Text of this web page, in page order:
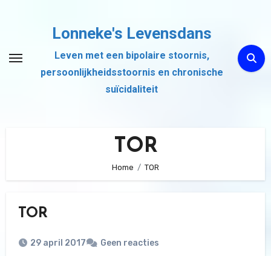
inhoud
Lonneke's Levensdans
Leven met een bipolaire stoornis,
persoonlijkheidsstoornis en chronische
suïcidaliteit
TOR
Home TOR
TOR
29 april 2017 Geen reacties